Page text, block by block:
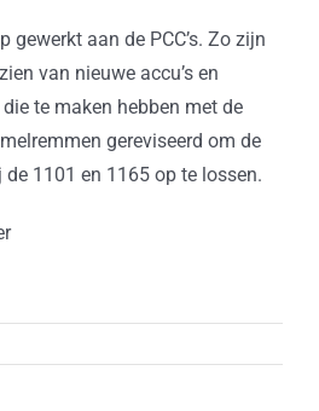
gewerkt aan de PCC’s. Zo zijn
van nieuwe accu’s en
te maken hebben met de
gereviseerd om de
1101 en 1165 op te lossen.